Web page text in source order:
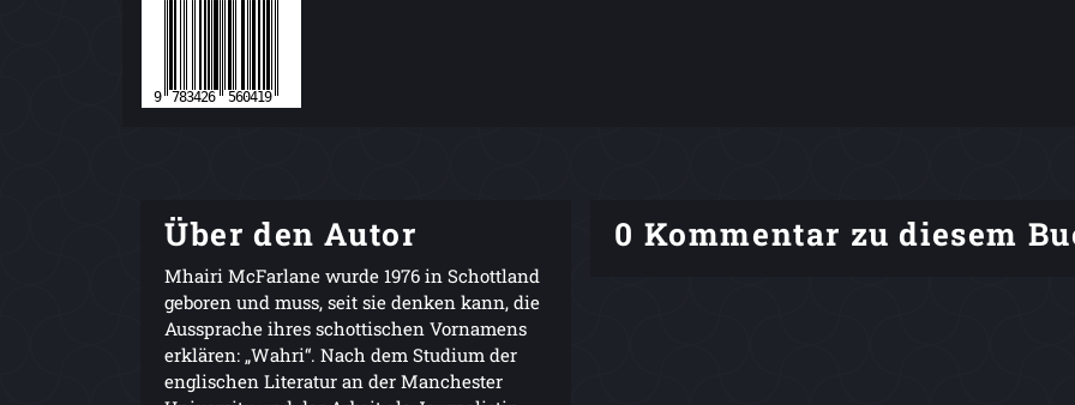
Über den Autor
Mhairi McFarlane wurde 1976 in Schottland
geboren und muss, seit sie denken kann, die
Aussprache ihres schottischen Vornamens
erklären: „Wahri“. Nach dem Studium der
englischen Literatur an der Manchester
0 Kommentar zu diesem